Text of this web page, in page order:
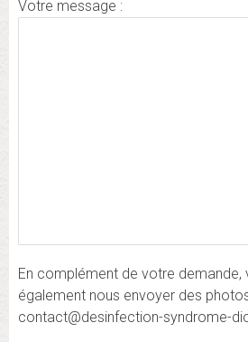
Votre message :
En complément de votre demande,
également nous envoyer des
contact@desinfection-syndrome-